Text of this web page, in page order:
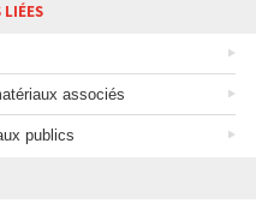
LIÉES
associés
publics